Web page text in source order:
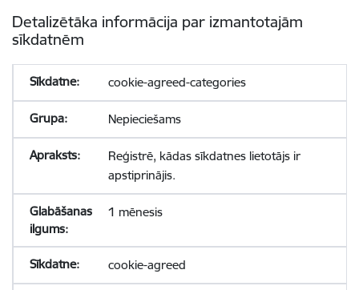
Detalizētāka informācija par izmantotajām
sīkdatnēm
cookie-agreed-categories
Nepieciešams
Reģistrē, kādas sīkdatnes lietotājs ir
apstiprinājis.
1 mēnesis
cookie-agreed